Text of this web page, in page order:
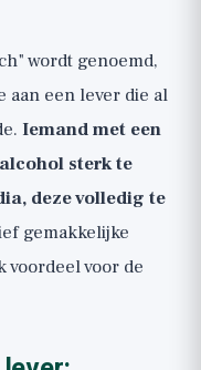
wordt genoemd,
aan een lever die al
Iemand met een
sterk te
deze volledig te
gemakkelijke
voor de